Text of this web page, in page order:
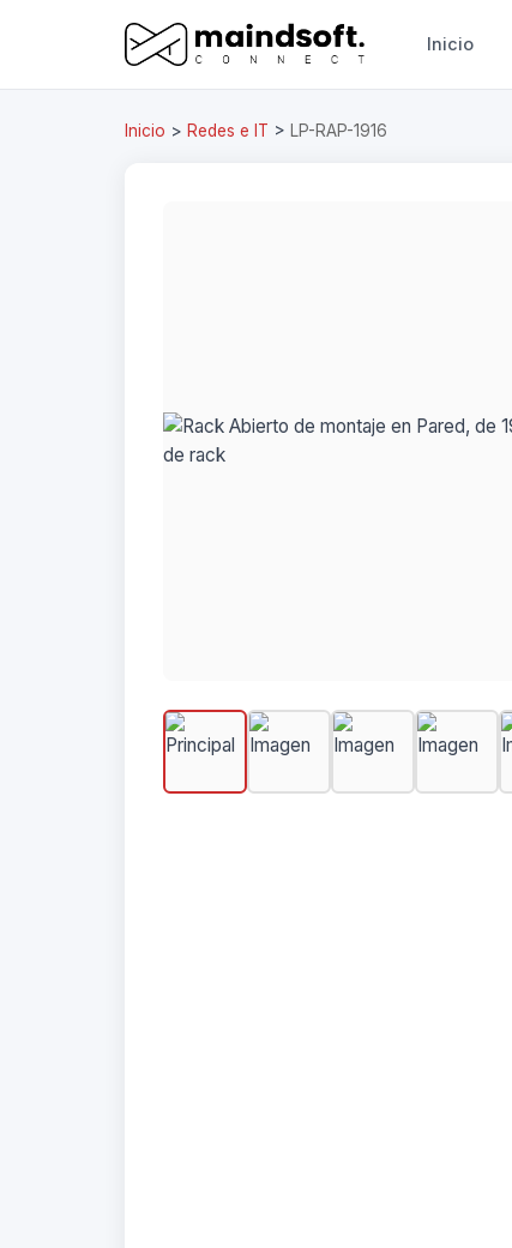
Inicio
Inicio > Redes e IT > LP-RAP-1916